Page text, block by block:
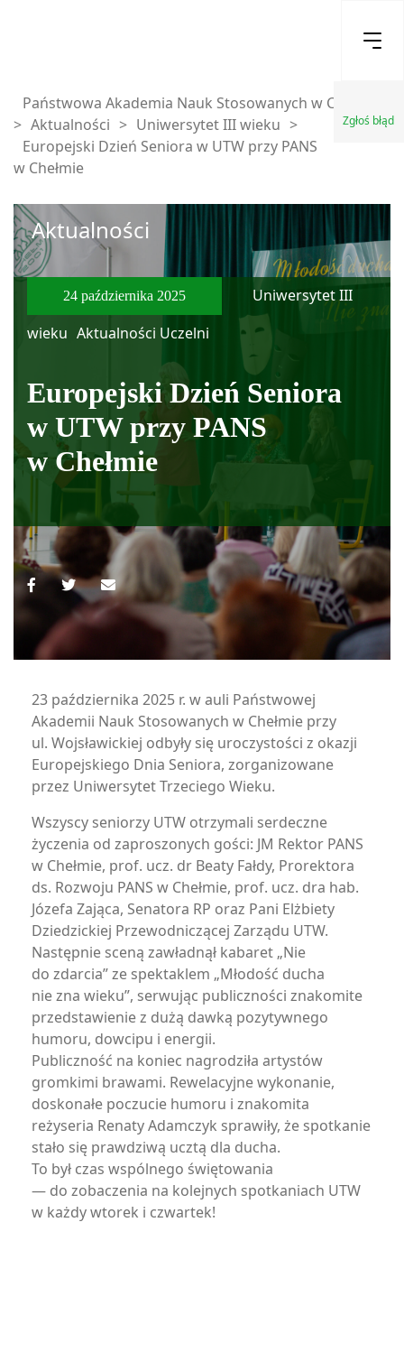
Zgłoś błąd
Państwowa Akademia Nauk Stosowanych w Chełmie
> Aktualności > Uniwersytet III wieku >
Europejski Dzień Seniora w UTW przy PANS
w Chełmie
Aktualności
24 października 2025
Uniwersytet III
wieku Aktualności Uczelni
Europejski Dzień Seniora
w UTW przy PANS
w Chełmie
23 października 2025 r. w auli Państwowej
Akademii Nauk Stosowanych w Chełmie przy
ul. Wojsławickiej odbyły się uroczystości z okazji
Europejskiego Dnia Seniora, zorganizowane
przez Uniwersytet Trzeciego Wieku.
Wszyscy seniorzy UTW otrzymali serdeczne
życzenia od zaproszonych gości: JM Rektor PANS
w Chełmie, prof. ucz. dr Beaty Fałdy, Prorektora
ds. Rozwoju PANS w Chełmie, prof. ucz. dra hab.
Józefa Zająca, Senatora RP oraz Pani Elżbiety
Dziedzickiej Przewodniczącej Zarządu UTW.
Następnie sceną zawładnął kabaret „Nie
do zdarcia” ze spektaklem „Młodość ducha
nie zna wieku”, serwując publiczności znakomite
przedstawienie z dużą dawką pozytywnego
humoru, dowcipu i energii.
Publiczność na koniec nagrodziła artystów
gromkimi brawami. Rewelacyjne wykonanie,
doskonałe poczucie humoru i znakomita
reżyseria Renaty Adamczyk sprawiły, że spotkanie
stało się prawdziwą ucztą dla ducha.
To był czas wspólnego świętowania
— do zobaczenia na kolejnych spotkaniach UTW
w każdy wtorek i czwartek!